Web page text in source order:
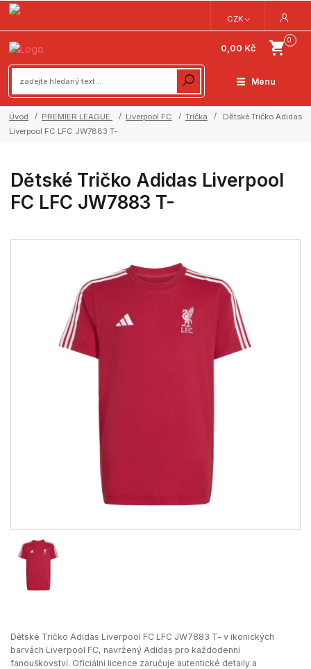
Menu
CZK
0
0,00 Kč
Úvod PREMIER LEAGUE Liverpool FC Trička
Dětské Tričko Adidas
Liverpool FC LFC JW7883 T-
Dětské Tričko Adidas Liverpool
FC LFC JW7883 T-
Dětské Tričko Adidas Liverpool FC LFC JW7883 T- v ikonických
barvách Liverpool FC, navržený Adidas pro každodenní
fanouškovství. Oficiální licence zaručuje autentické detaily a